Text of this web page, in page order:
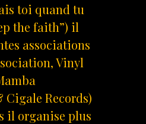
toi quand tu
the faith”) il
associations
Vinyl
Records)
il organise plus